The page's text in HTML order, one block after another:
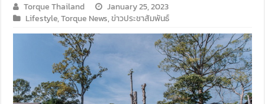
Torque Thailand
January 25, 2023
Lifestyle,Torque News,ข่าวประชาสัมพันธ์